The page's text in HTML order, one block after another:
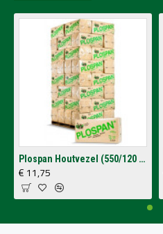
Plospan Houtvezel (550/120 Ltr.)
€ 11,75